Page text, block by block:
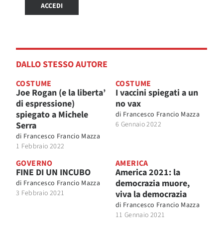
ACCEDI
DALLO STESSO AUTORE
COSTUME
Joe Rogan (e la liberta’
di espressione)
spiegato a Michele
Serra
di Francesco Francio Mazza
1 Febbraio 2022
COSTUME
I vaccini spiegati a un
no vax
di Francesco Francio Mazza
6 Gennaio 2022
GOVERNO
FINE DI UN INCUBO
di Francesco Francio Mazza
3 Febbraio 2021
AMERICA
America 2021: la
democrazia muore,
viva la democrazia
di Francesco Francio Mazza
11 Gennaio 2021